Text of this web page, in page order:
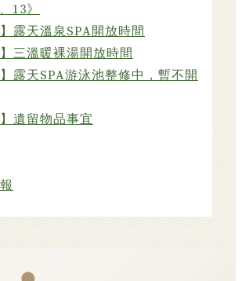
13》
】露天溫泉SPA開放時間
】三溫暖裸湯開放時間
】露天SPA游泳池整修中，暫不開
】遺留物品事宜